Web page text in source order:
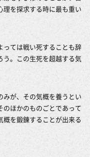
を探求する時に最も重い
っては戦い死することも辞
う。この生死を超越する気
みが、その気概を養うとい
のほかのものごとであって
を鍛錬することが出来る